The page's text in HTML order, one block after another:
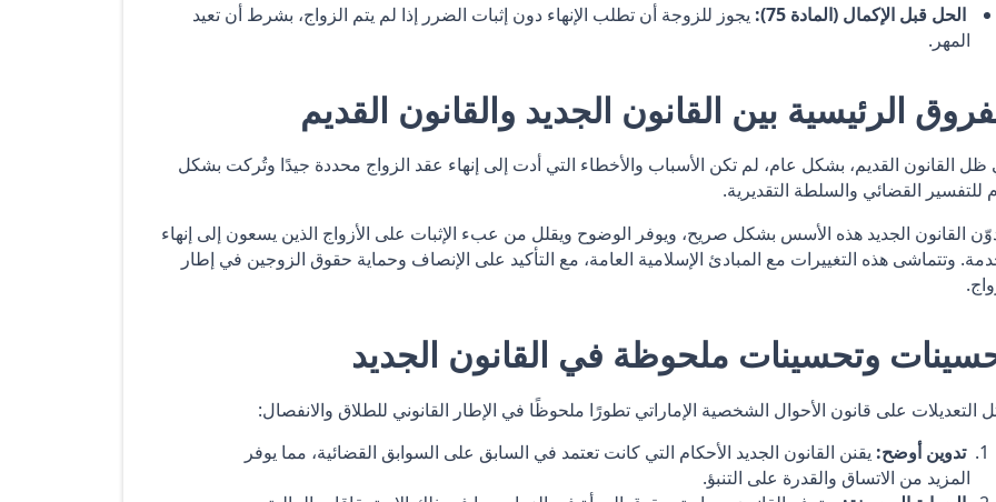
الحل قبل الإكمال (المادة 75):
يجوز للزوجة أن تطلب الإنهاء دون إثبات الضرر إذا لم يتم الزواج، بشرط أن تعيد
المهر.
الرئيسية بين القانون الجديد والقانون القديم
القانون القديم، بشكل عام، لم تكن الأسباب والأخطاء التي أدت إلى إنهاء عقد الزواج محددة جيدًا وتُركت بشكل
للتفسير القضائي والسلطة التقديرية.
القانون الجديد هذه الأسس بشكل صريح، ويوفر الوضوح ويقلل من عبء الإثبات على الأزواج الذين يسعون إلى إنهاء
وتتماشى هذه التغييرات مع المبادئ الإسلامية العامة، مع التأكيد على الإنصاف وحماية حقوق الزوجين في إطار
وتحسينات ملحوظة في القانون الجديد
التعديلات على قانون الأحوال الشخصية الإماراتي تطورًا ملحوظًا في الإطار القانوني للطلاق والانفصال:
تدوين أوضح: يقنن القانون الجديد الأحكام التي كانت تعتمد في السابق على السوابق القضائية، مما يوفر
المزيد من الاتساق والقدرة على التنبؤ.